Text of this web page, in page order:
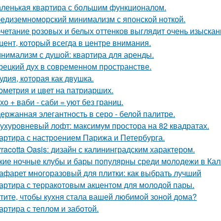
квартира с большим функционалом.
минимализм с японской ноткой.
розовых и белых оттенков выглядит очень
который всегда в центре внимания.
с душой: квартира для аренды.
дух в современном пространстве.
которая как двушка.
и цвет на патриарших.
+ ваби - саби = уют без границ.
элегантность в серо - белой палитре.
лофт: максимум простора на 82 квадратах.
с настроением Парижа и Петербурга.
Oasis: дизайн с калининградским характером.
ночные клубы и бары популярны среди молодежи в
многоразовый для плитки: как выбрать лучший
с терракотовым акцентом для молодой пары.
чтобы кухня стала вашей любимой зоной дома?
с теплом и заботой.